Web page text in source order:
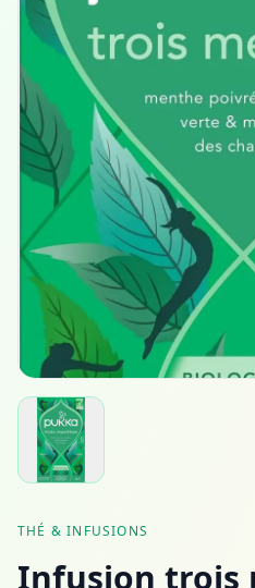
THÉ & INFUSIONS
Infusion trois